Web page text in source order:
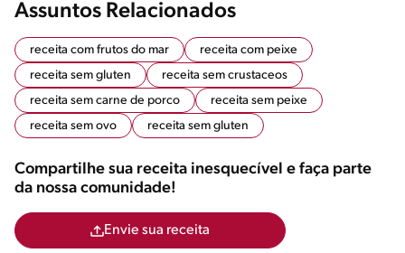
Assuntos Relacionados
receita com frutos do mar
receita com peixe
receita sem gluten
receita sem crustaceos
receita sem carne de porco
receita sem peixe
receita sem ovo
receita sem gluten
Compartilhe sua receita inesquecível e faça parte
da nossa comunidade!
Envie sua receita